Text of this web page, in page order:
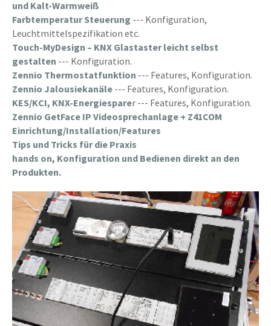
und Kalt-Warmweiß
Farbtemperatur Steuerung --- Konfiguration,
Leuchtmittelspezifikation etc.
Touch-MyDesign – KNX Glastaster leicht selbst
gestalten --- Konfiguration.
Zennio Thermostatfunktion --- Features, Konfiguration.
Zennio Jalousiekanäle --- Features, Konfiguration.
KES/KCI, KNX-Energiesparer --- Features, Konfiguration.
Zennio GetFace IP Videosprechanlage + Z41COM
Einrichtung/Installation/Features
Tips und Tricks für die Praxis
hands on, Konfiguration und Bedienen direkt an den
Produkten.